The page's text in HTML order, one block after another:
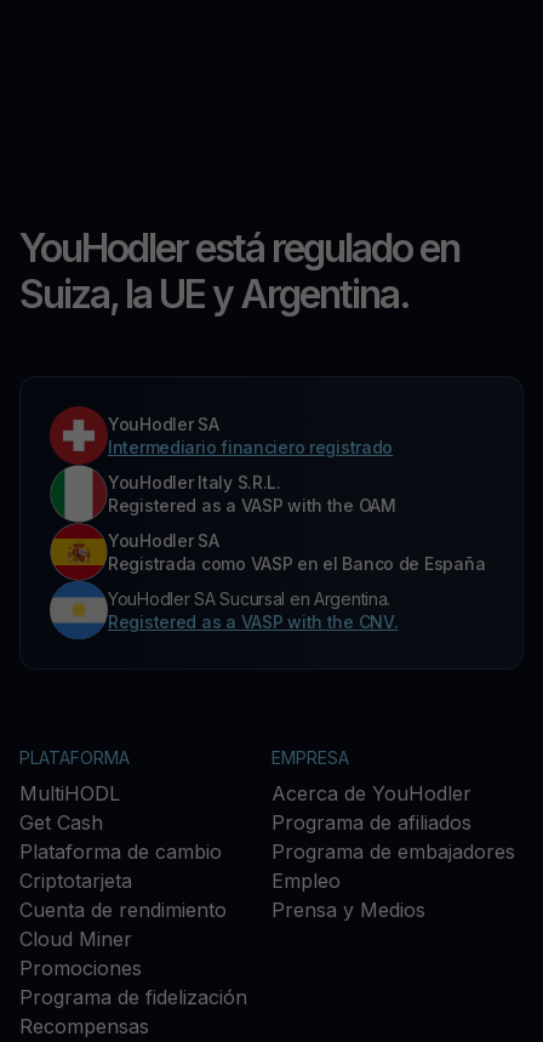
YouHodler está regulado en
Suiza, la UE y Argentina.
YouHodler SA
Intermediario financiero registrado
YouHodler Italy S.R.L.
Registered as a VASP with the OAM
YouHodler SA
Registrada como VASP en el Banco de España
YouHodler SA Sucursal en Argentina.
Registered as a VASP with the CNV.
PLATAFORMA
MultiHODL
Get Cash
Plataforma de cambio
Criptotarjeta
Cuenta de rendimiento
Cloud Miner
Promociones
Programa de fidelización
Recompensas
EMPRESA
Acerca de YouHodler
Programa de afiliados
Programa de embajadores
Empleo
Prensa y Medios